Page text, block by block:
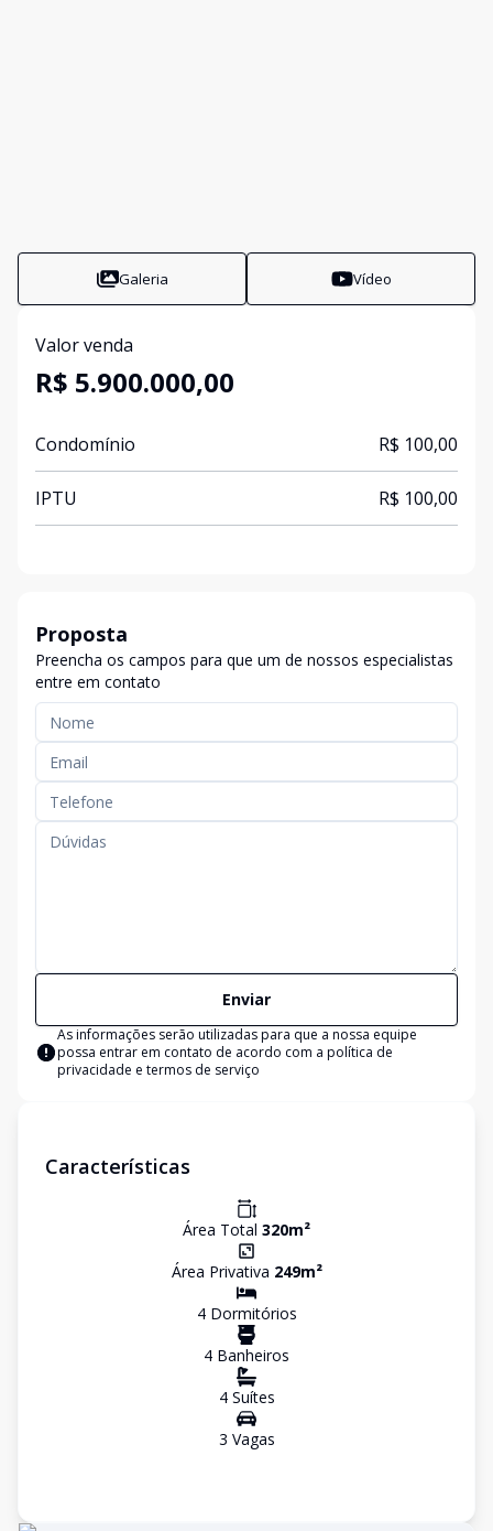
Galeria Vídeo
Valor venda
R$ 5.900.000,00
Condomínio R$ 100,00
IPTU R$ 100,00
Proposta
Preencha os campos para que um de nossos especialistas
entre em contato
Enviar
As informações serão utilizadas para que a nossa equipe
possa entrar em contato de acordo com a política de
privacidade e termos de serviço
Características
Área Total 320m²
Área Privativa 249m²
4Dormitórios
4 Banheiros
4Suítes
3 Vagas